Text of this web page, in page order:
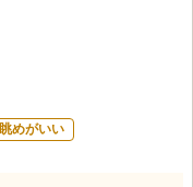
眺めがいい